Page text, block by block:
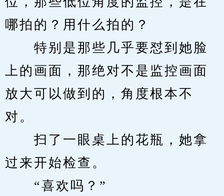
哪拍的？用什么拍的？
特别是那些几乎要怼到她脸
上的画面，那绝对不是监控画面
放大可以做到的，角度根本不
对。
扫了一眼桌上的花瓶，她拿
过来开始检查。
“喜欢吗？”